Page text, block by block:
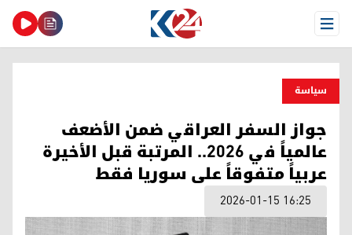
Open Menu
سیاسة
جواز السفر العراقي ضمن الأضعف
عالمياً في 2026.. المرتبة قبل الأخيرة
عربياً متفوقاً على سوريا فقط
2026-01-15 16:25